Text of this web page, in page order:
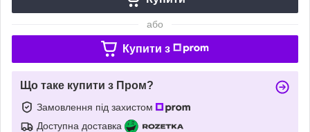
або
Купити з
Що таке купити з Пром?
Замовлення під захистом
Доступна доставка